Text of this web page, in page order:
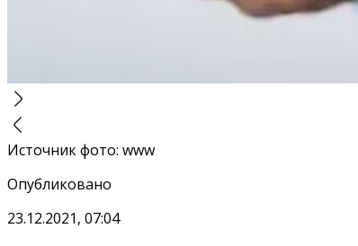
Источник фото: www
Опубликовано
23.12.2021, 07:04